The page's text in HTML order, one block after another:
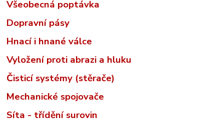
Všeobecná poptávka
Dopravní pásy
Hnací i hnané válce
Vyložení proti abrazi a hluku
Čisticí systémy (stěrače)
Mechanické spojovače
Síta - třídění surovin